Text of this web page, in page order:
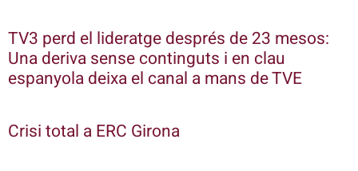
TV3 perd el lideratge després de 23 mesos:
Una deriva sense continguts i en clau
espanyola deixa el canal a mans de TVE
Crisi total a ERC Girona